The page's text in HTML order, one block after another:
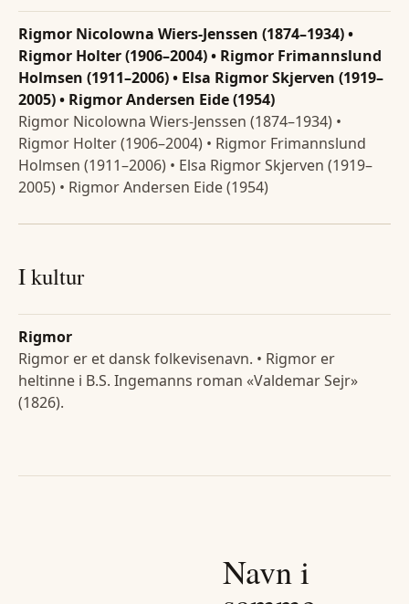
Rigmor Nicolowna Wiers-Jenssen (1874–1934) •
Rigmor Holter (1906–2004) • Rigmor Frimannslund
Holmsen (1911–2006) • Elsa Rigmor Skjerven (1919–
2005) • Rigmor Andersen Eide (1954)
Rigmor Nicolowna Wiers-Jenssen (1874–1934) •
Rigmor Holter (1906–2004) • Rigmor Frimannslund
Holmsen (1911–2006) • Elsa Rigmor Skjerven (1919–
2005) • Rigmor Andersen Eide (1954)
I kultur
Rigmor
Rigmor er et dansk folkevisenavn. • Rigmor er
heltinne i B.S. Ingemanns roman «Valdemar Sejr»
(1826).
Navn i